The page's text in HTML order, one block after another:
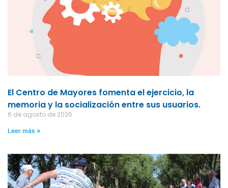
El Centro de Mayores fomenta el ejercicio, la
memoria y la socialización entre sus usuarios.
6 de agosto de 2026
Leer más »